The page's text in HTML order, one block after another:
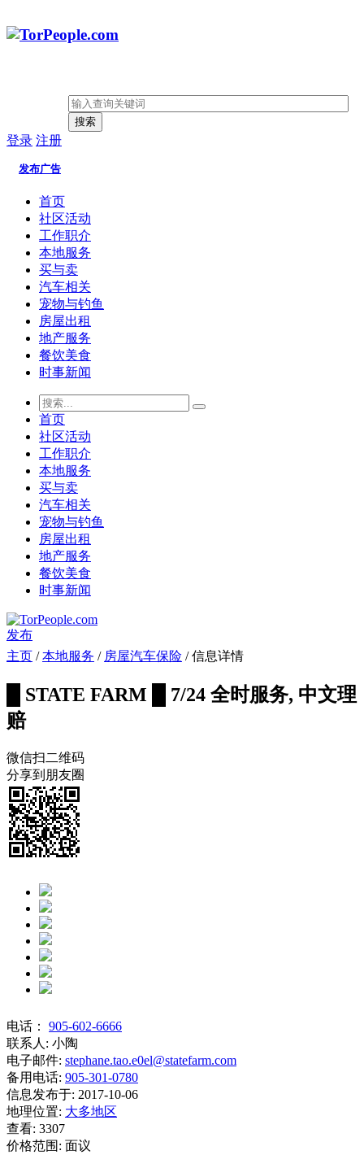
搜索
登录 注册
发布广告
首页
社区活动
工作职介
本地服务
买与卖
汽车相关
宠物与钓鱼
房屋出租
地产服务
餐饮美食
时事新闻
首页
社区活动
工作职介
本地服务
买与卖
汽车相关
宠物与钓鱼
房屋出租
地产服务
餐饮美食
时事新闻
发布
主页 /本地服务 / 房屋汽车保险 / 信息详情
█ STATE FARM █ 7/24 全时服务, 中文理
赔
微信扫二维码
分享到朋友圈
电话：
905-602-6666
联系人: 小陶
电子邮件: stephane.tao.e0el@statefarm.com
备用电话: 905-301-0780
信息发布于: 2017-10-06
地理位置: 大多地区
查看: 3307
价格范围: 面议